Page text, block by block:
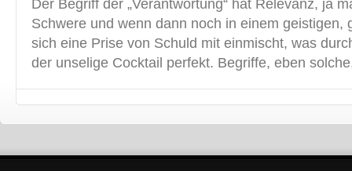
Der Begriff der „Verantwortung“ hat Relevanz, ja
Schwere und wenn dann noch in einem geistigen,
sich eine Prise von Schuld mit einmischt, was
der unselige Cocktail perfekt. Begriffe, eben